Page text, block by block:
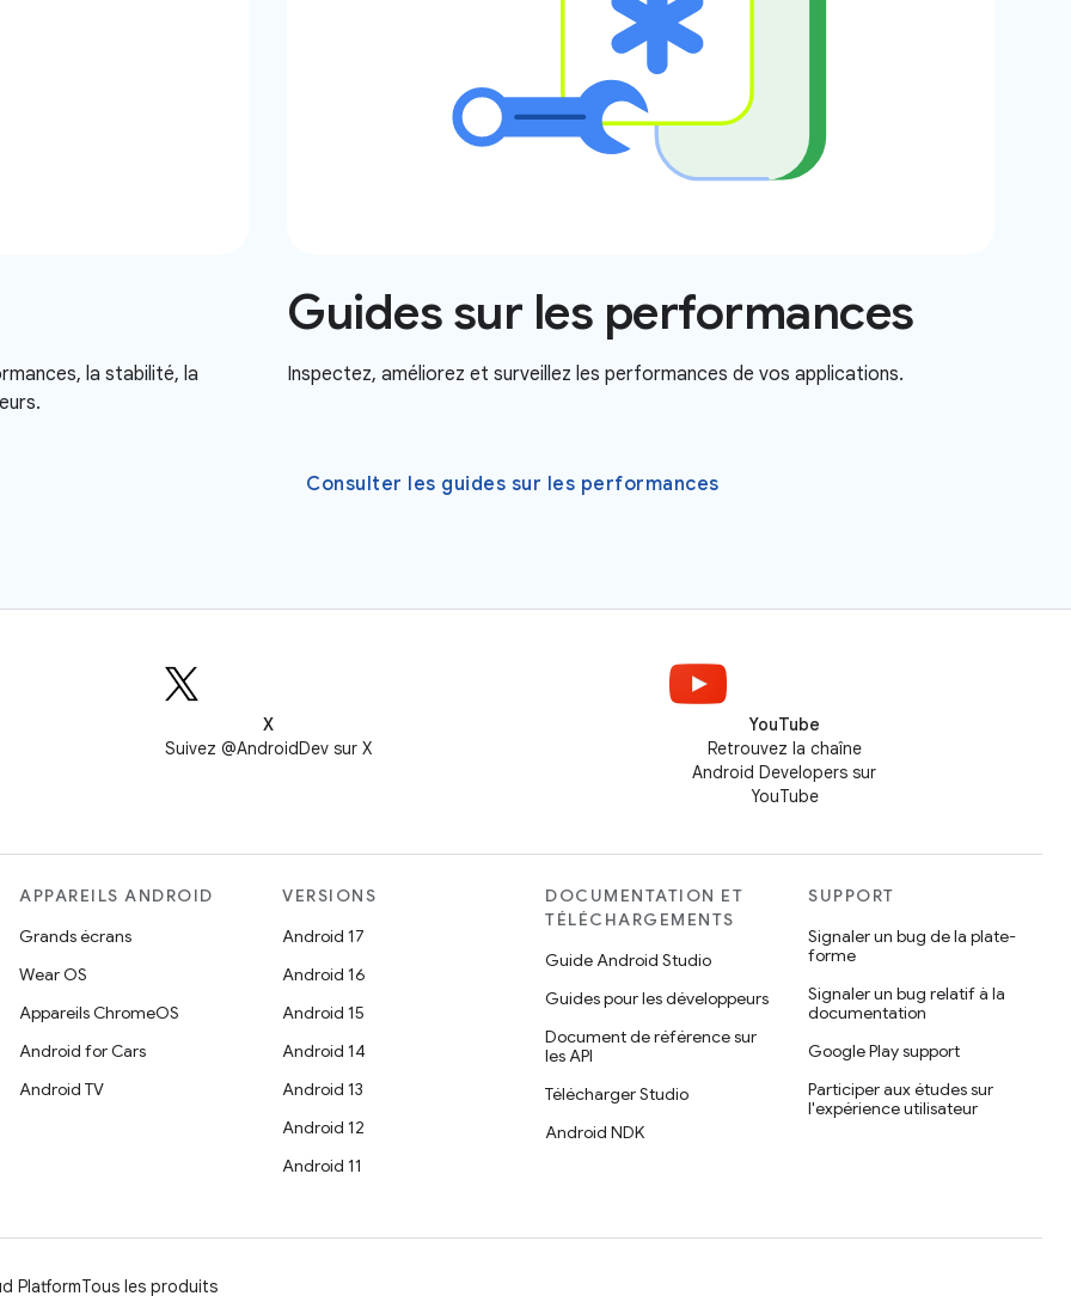
la stabilité, la
Guides sur les performances
Inspectez, améliorez et surveillez les performances de vos applications.
Consulter les guides sur les performances
X
Suivez @AndroidDev sur X
YouTube
Retrouvez la chaîne
Android Developers sur
YouTube
APPAREILS ANDROID
Grands écrans
Wear OS
Appareils ChromeOS
Android for Cars
Android TV
VERSIONS
Android 17
Android 16
Android 15
Android 14
Android 13
Android 12
Android 11
DOCUMENTATION ET
TÉLÉCHARGEMENTS
Guide Android Studio
Guides pour les développeurs
Document de référence sur
les API
Télécharger Studio
Android NDK
SUPPORT
Signaler un bug de la plate-
forme
Signaler un bug relatif à la
documentation
Google Play support
Participer aux études sur
l'expérience utilisateur
PlatformTous les produits